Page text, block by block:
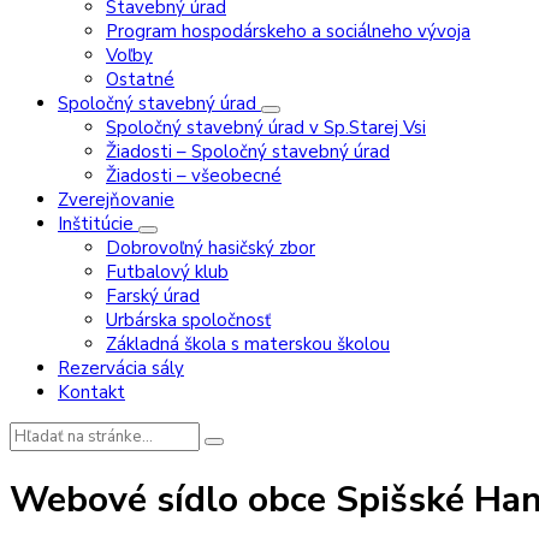
Stavebný úrad
Program hospodárskeho a sociálneho vývoja
Voľby
Ostatné
Spoločný stavebný úrad
Spoločný stavebný úrad v Sp.Starej Vsi
Žiadosti – Spoločný stavebný úrad
Žiadosti – všeobecné
Zverejňovanie
Inštitúcie
Dobrovoľný hasičský zbor
Futbalový klub
Farský úrad
Urbárska spoločnosť
Základná škola s materskou školou
Rezervácia sály
Kontakt
Vyhľadávanie:
Webové sídlo obce Spišské